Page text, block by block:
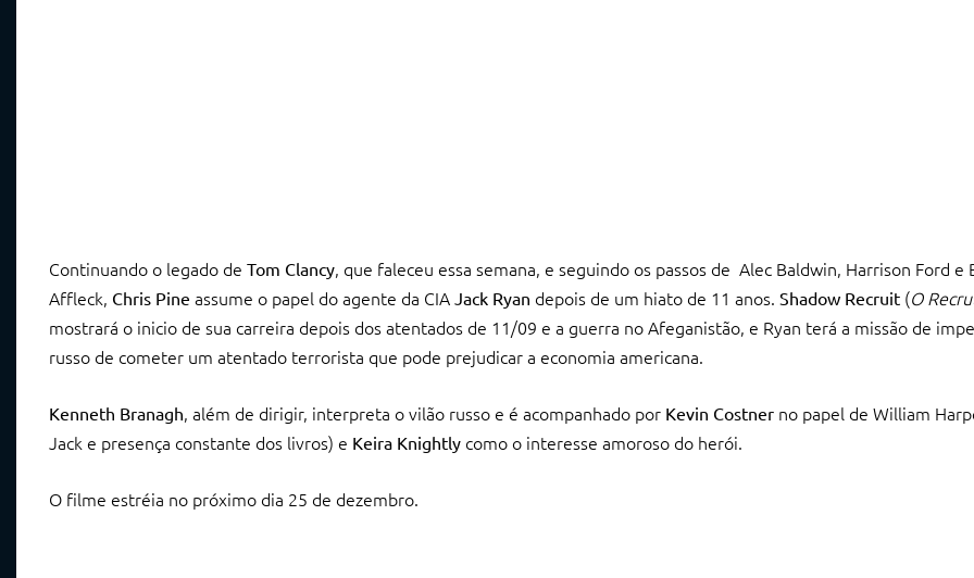
Continuando o legado de Tom Clancy, que faleceu essa semana, e seguindo os passos de Alec Baldwin, Harrison Ford e
Affleck, Chris Pine assume o papel do agente da CIA Jack Ryan depois de um hiato de 11 anos. Shadow Recruit (O
mostrará o inicio de sua carreira depois dos atentados de 11/09 e a guerra no Afeganistão, e Ryan terá a missão de
russo de cometer um atentado terrorista que pode prejudicar a economia americana.
Kenneth Branagh, além de dirigir, interpreta o vilão russo e é acompanhado por Kevin Costner no papel de William
Jack e presença constante dos livros) e Keira Knightly como o interesse amoroso do herói.
O filme estréia no próximo dia 25 de dezembro.